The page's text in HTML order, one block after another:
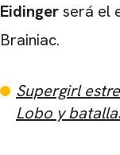
Eidingerserá el
Brainiac.
Supergirl
Lobo y